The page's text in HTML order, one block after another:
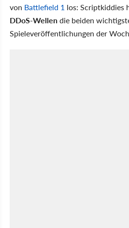
von Battlefield 1 los: Scriptkiddies
DDoS-Wellendie beiden
Spieleveröffentlichungen der